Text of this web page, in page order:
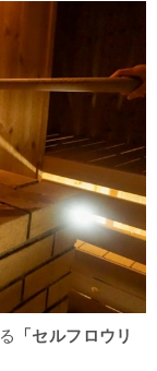
「セルフロウリ